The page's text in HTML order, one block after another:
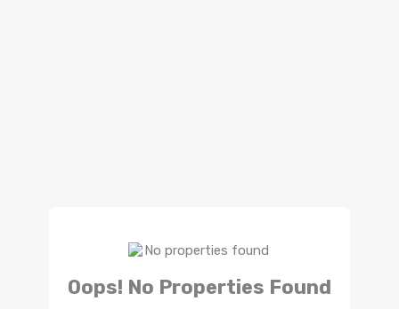
Oops! No Properties Found